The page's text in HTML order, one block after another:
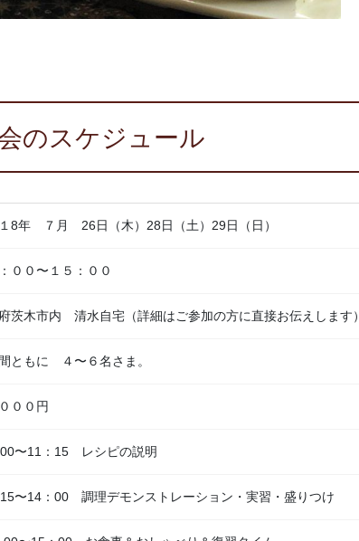
のスケジュール
8年 ７月 26日（木）28日（土）29日（日）
００〜１５：００
茨木市内 清水自宅（詳細はご参加の方に直接お伝えします）
ともに ４〜６名さま。
００円
〜11：15 レシピの説明
〜14：00 調理デモンストレーション・実習・盛りつけ